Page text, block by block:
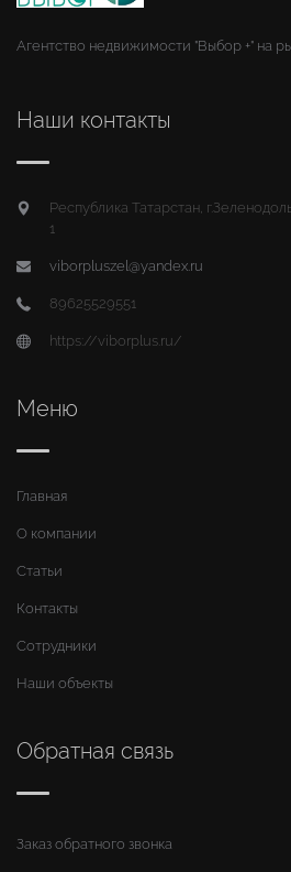
Агентство недвижимости "Выбор +" на
Наши контакты
Республика Татарстан,
1
viborpluszel@yandex.ru
89625529551
https://viborplus.ru/
Меню
Главная
О компании
Статьи
Контакты
Сотрудники
Наши объекты
Обратная связь
Заказ обратного звонка